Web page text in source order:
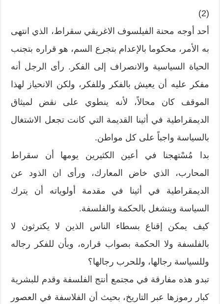
(2)
أحد أوجه محنة الفيلسوف الاغريقي سقراط، الذي انتهى
به الأمر، محكوما بالإعدام بتجرع السم، هو قراره بتجنب
الحياة السياسية والانصراف إلى الفكر. رأى الرجل أنه
مفكر عليه أن يعيش بالفكر وللفكر، ولكن الانحياز لهذا
الموقف كان محالاً، لأنه ينطوي على نقض لميثاق
الديمقراطية في أثينا القديمة التي كانت تجعل الاشتغال
بالسياسة واجباً على كل مواطن.
بدا مُسْتهجنا في أعين الكثيرين يومها أن سقراط
المحارب، الذي خاض المعارك، ورأى ان الذود عن
الديمقراطية في أثينا في مقدمة أولوياته أن يترك
السياسة وينشغل بالحكمة والفلسفة.
كيف يمكن إقناع بسطاء الناس الذين لا يكترثون لا
بالفلسفة ولا الحكمة بصواب قراره، وبأن للفكر رجاله
وللسياسة رجالها، وللحرب رجالها؟
تبدو هذه مفارقة في مجتمع أنتج الفلسفة وقدم للبشرية
كبار رموزها عبر التاريخ، بحيث أن الفلاسفة في العصور